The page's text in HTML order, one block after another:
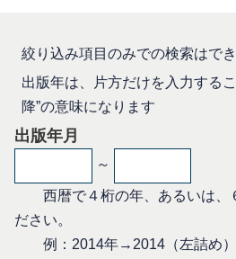
絞り込み項目のみでの検索はで
出版年は、片方だけを入力する
降”の意味になります
出版年月
～
西暦で４桁の年、あるいは、
ださい。
例：2014年→2014（左詰め）